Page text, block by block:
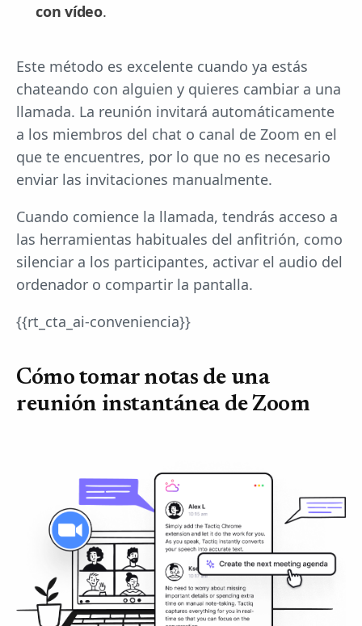
con vídeo.
Este método es excelente cuando ya estás
chateando con alguien y quieres cambiar a una
llamada. La reunión invitará automáticamente
a los miembros del chat o canal de Zoom en el
que te encuentres, por lo que no es necesario
enviar las invitaciones manualmente.
Cuando comience la llamada, tendrás acceso a
las herramientas habituales del anfitrión, como
silenciar a los participantes, activar el audio del
ordenador o compartir la pantalla.
{{rt_cta_ai-conveniencia}}
Cómo tomar notas de una
reunión instantánea de Zoom